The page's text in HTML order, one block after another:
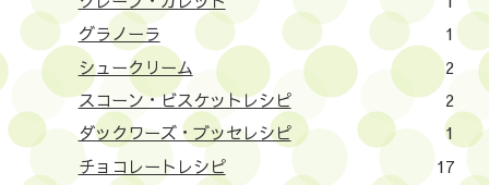
グラノーラ
1
シュークリーム
2
スコーン・ビスケットレシピ
2
ダックワーズ・ブッセレシピ
1
チョコレートレシピ
17